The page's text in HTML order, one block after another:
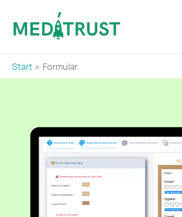
Inhalt
springen
Start Formular